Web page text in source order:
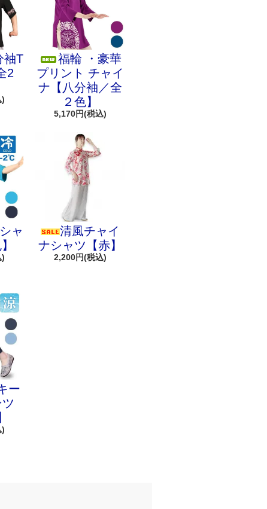
袖T
2
福輪 ・豪華
プリント チャイ
ナ【八分袖／全
２色】
5,170円(税込)
ャ
清風チャイ
ナシャツ【赤】
2,200円(税込)
ー